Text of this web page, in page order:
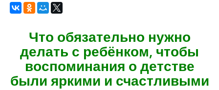
Что обязательно нужно
делать с ребёнком, чтобы
воспоминания о детстве
были яркими и счастливыми